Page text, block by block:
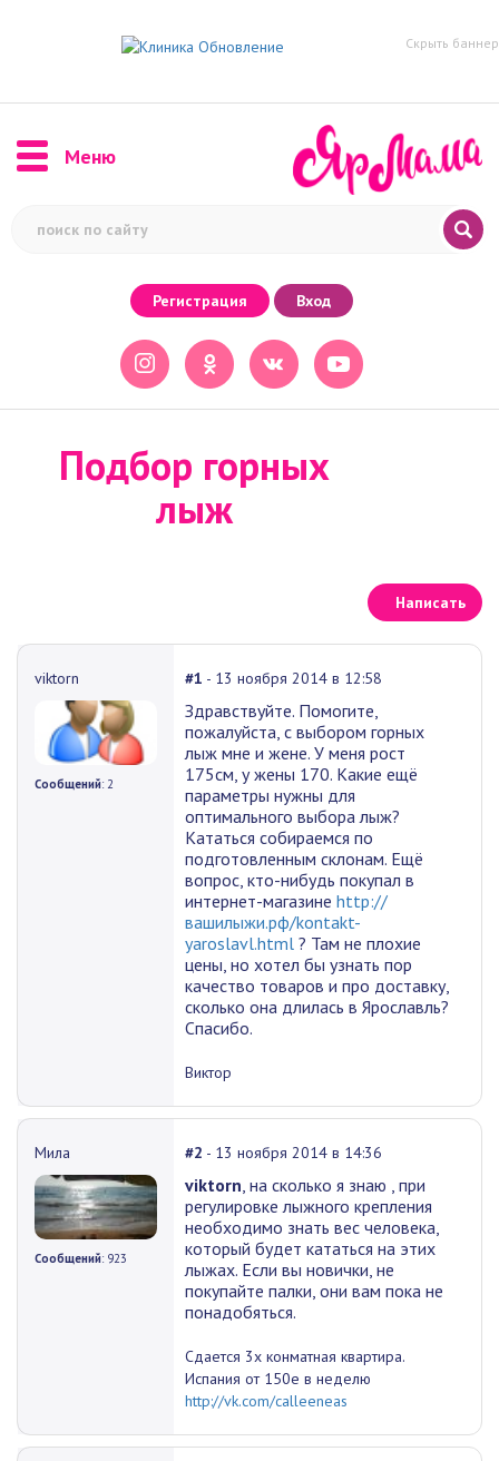
Скрыть баннер
Меню
Регистрация Вход
Подбор горных
лыж
Написать
viktorn
Сообщений: 2
#1 - 13 ноября 2014 в 12:58
Здравствуйте. Помогите,
пожалуйста, с выбором горных
лыж мне и жене. У меня рост
175см, у жены 170. Какие ещё
параметры нужны для
оптимального выбора лыж?
Кататься собираемся по
подготовленным склонам. Ещё
вопрос, кто-нибудь покупал в
интернет-магазине http://
вашилыжи.рф/kontakt-
yaroslavl.html ? Там не плохие
цены, но хотел бы узнать пор
качество товаров и про доставку,
сколько она длилась в Ярославль?
Спасибо.
Виктор
Мила
Сообщений: 923
#2 - 13 ноября 2014 в 14:36
viktorn , на сколько я знаю , при
регулировке лыжного крепления
необходимо знать вес человека,
который будет кататься на этих
лыжах. Если вы новички, не
покупайте палки, они вам пока не
понадобяться.
Сдается 3х конматная квартира.
Испания от 150е в неделю
http://vk.com/calleeneas